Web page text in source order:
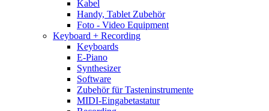
Kabel
Handy, Tablet Zubehör
Foto - Video Equipment
Keyboard + Recording
Keyboards
E-Piano
Synthesizer
Software
Zubehör für Tasteninstrumente
MIDI-Eingabetastatur